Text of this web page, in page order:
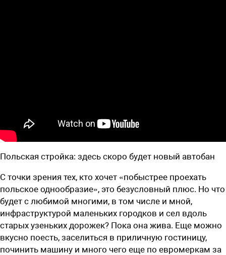
Польская стройка: здесь скоро будет новый автобан
С точки зрения тех, кто хочет «побыстрее проехать
польское однообразие», это безусловный плюс. Но что
будет с любимой многими, в том числе и мной,
инфраструктурой маленьких городков и сел вдоль
старых узеньких дорожек? Пока она жива. Еще можно
вкусно поесть, заселиться в приличную гостиницу,
починить машину и много чего еще по евромеркам за